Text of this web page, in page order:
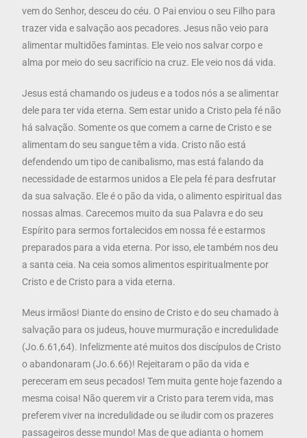
vem do Senhor, desceu do céu. O Pai enviou o seu Filho para
trazer vida e salvação aos pecadores. Jesus não veio para
alimentar multidões famintas. Ele veio nos salvar corpo e
alma por meio do seu sacrifício na cruz. Ele veio nos dá vida.
Jesus está chamando os judeus e a todos nós a se alimentar
dele para ter vida eterna. Sem estar unido a Cristo pela fé não
há salvação. Somente os que comem a carne de Cristo e se
alimentam do seu sangue têm a vida. Cristo não está
defendendo um tipo de canibalismo, mas está falando da
necessidade de estarmos unidos a Ele pela fé para desfrutar
da sua salvação. Ele é o pão da vida, o alimento espiritual das
nossas almas. Carecemos muito da sua Palavra e do seu
Espírito para sermos fortalecidos em nossa fé e estarmos
preparados para a vida eterna. Por isso, ele também nos deu
a santa ceia. Na ceia somos alimentos espiritualmente por
Cristo e de Cristo para a vida eterna.
Meus irmãos! Diante do ensino de Cristo e do seu chamado à
salvação para os judeus, houve murmuração e incredulidade
(Jo.6.61,64). Infelizmente até muitos dos discípulos de Cristo
o abandonaram (Jo.6.66)! Rejeitaram o pão da vida e
pereceram em seus pecados! Tem muita gente hoje fazendo a
mesma coisa! Não querem vir a Cristo para terem vida, mas
preferem viver na incredulidade ou se iludir com os prazeres
passageiros desse mundo! Mas de que adianta o homem